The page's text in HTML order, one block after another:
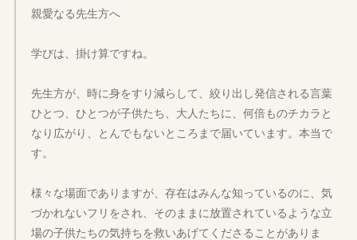
親愛なる先生方へ
学びは、掛け算ですね。
先生方が、時に身をすり減らして、絞り出し発信される言葉
ひとつ、ひとつが子供たち、大人たちに、何倍ものチカラと
なり広がり、とんでもないところまで届いています。本当で
す。
様々な場面でありますが、存在はみんな知っているのに、気
づかれないフリをされ、そのままに放置されているような立
場の子供たちの気持ちを救いあげてくださることがありま